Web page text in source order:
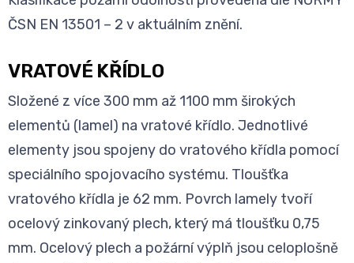
ČSN EN 13501 – 2 v aktuálním znění.
VRATOVÉ KŘÍDLO
Složené z více 300 mm až 1100 mm širokých
elementů (lamel) na vratové křídlo. Jednotlivé
elementy jsou spojeny do vratového křídla pomocí
speciálního spojovacího systému. Tloušťka
vratového křídla je 62 mm. Povrch lamely tvoří
ocelový zinkovaný plech, který má tloušťku 0,75
mm. Ocelový plech a požární výplň jsou celoplošně